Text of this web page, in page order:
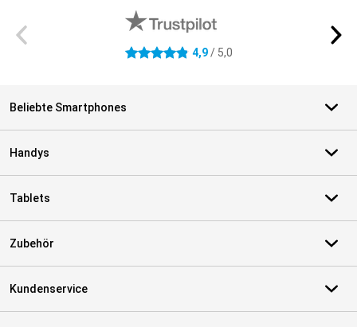
4.9 Sterne 4,9/ 5,0
Beliebte Smartphones
Handys
Tablets
Zubehör
Kundenservice